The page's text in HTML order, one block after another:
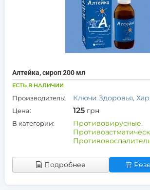
Алтейка, сироп 200 мл
ЕСТЬ В НАЛИЧИИ
Производитель: Ключи Здоровья,
Цена: 125 грн
В категории: Противовирусные,
Подробнее